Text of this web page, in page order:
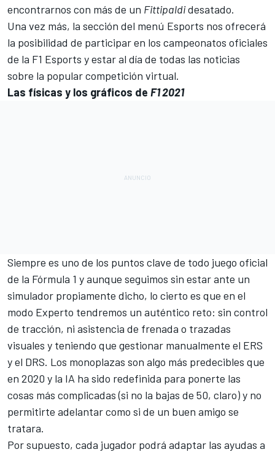
encontrarnos con más de un Fittipaldidesatado.
Una vez más, la sección del menú Esports nos ofrecerá
la posibilidad de participar en los campeonatos oficiales
de la F1 Esports y estar al día de todas las noticias
sobre la popular competición virtual.
Las físicas y los gráficos de F1 2021
Siempre es uno de los puntos clave de todo juego oficial
de la Fórmula 1 y aunque seguimos sin estar ante un
simulador propiamente dicho, lo cierto es que en el
modo Experto tendremos un auténtico reto: sin control
de tracción, ni asistencia de frenada o trazadas
visuales y teniendo que gestionar manualmente el ERS
y el DRS. Los monoplazas son algo más predecibles que
en 2020 y la IA ha sido redefinida para ponerte las
cosas más complicadas (si no la bajas de 50, claro) y no
permitirte adelantar como si de un buen amigo se
tratara.
Por supuesto, cada jugador podrá adaptar las ayudas a